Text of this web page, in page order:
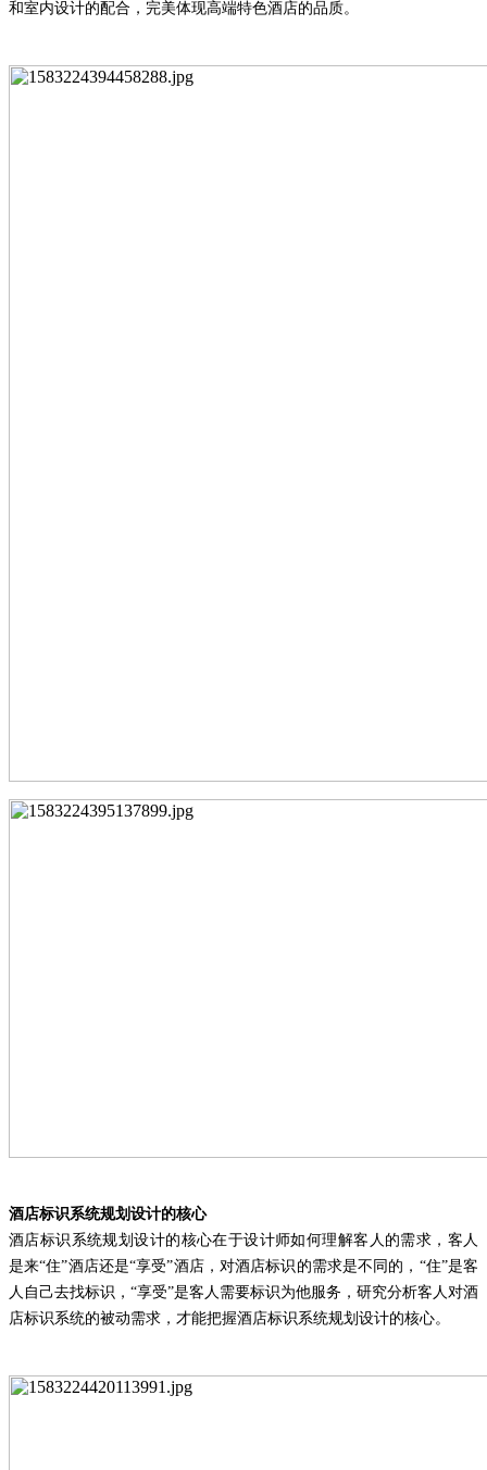
和室内设计的配合，完美体现高端特色酒店的品质。
酒店标识系统规划设计的核心
酒店标识系统规划设计的核心在于设计师如何理解客人的需求，客人
是来“住”酒店还是“享受”酒店，对酒店标识的需求是不同的，“住”是客
人自己去找标识，“享受”是客人需要标识为他服务，研究分析客人对酒
店标识系统的被动需求，才能把握酒店标识系统规划设计的核心。